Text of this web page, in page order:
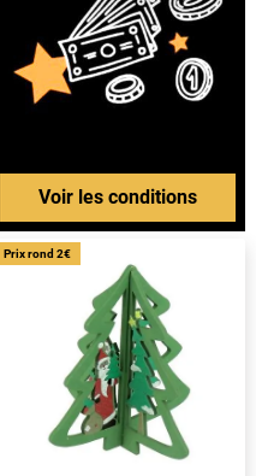
Voir les conditions
Prix rond 2€